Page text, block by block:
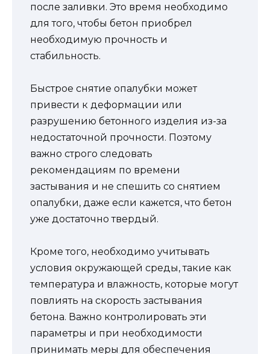
после заливки. Это время необходимо
для того, чтобы бетон приобрел
необходимую прочность и
стабильность.
Быстрое снятие опалубки может
привести к деформации или
разрушению бетонного изделия из-за
недостаточной прочности. Поэтому
важно строго следовать
рекомендациям по времени
застывания и не спешить со снятием
опалубки, даже если кажется, что бетон
уже достаточно твердый.
Кроме того, необходимо учитывать
условия окружающей среды, такие как
температура и влажность, которые могут
повлиять на скорость застывания
бетона. Важно контролировать эти
параметры и при необходимости
принимать меры для обеспечения